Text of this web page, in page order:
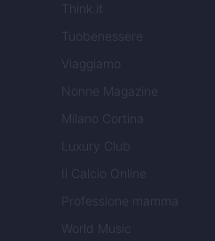
Think.it
Tuobenessere
Viaggiamo
Nonne Magazine
Milano Cortina
Luxury Club
Il Calcio Online
Professione mamma
World Music